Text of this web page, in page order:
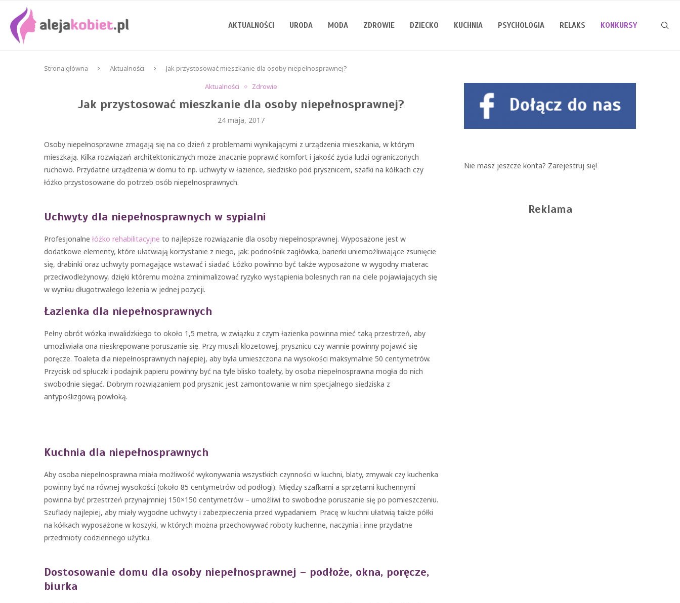
AKTUALNOŚCI URODA MODA ZDROWIE DZIECKO KUCHNIA PSYCHOLOGIA RELAKS KONKURSY
Strona główna Aktualności
Jak przystosować mieszkanie dla osoby niepełnosprawnej?
Aktualności
Zdrowie
Jak przystosować mieszkanie dla osoby niepełnosprawnej?
24 maja, 2017
Osoby niepełnosprawne zmagają się na co dzień z problemami wynikającymi z urządzenia mieszkania, w którym
mieszkają. Kilka rozwiązań architektonicznych może znacznie poprawić komfort i jakość życia ludzi ograniczonych
ruchowo. Przydatne urządzenia w domu to np. uchwyty w łazience, siedzisko pod prysznicem, szafki na kółkach czy
łóżko przystosowane do potrzeb osób niepełnosprawnych.
Uchwyty dla niepełnosprawnych w sypialni
Profesjonalne łóżko rehabilitacyjne to najlepsze rozwiązanie dla osoby niepełnosprawnej. Wyposażone jest w
dodatkowe elementy, które ułatwiają korzystanie z niego, jak: podnośnik zagłówka, barierki uniemożliwiające zsunięcie
się, drabinki oraz uchwyty pomagające wstawać i siadać. Łóżko powinno być także wyposażone w wygodny materac
przeciwodleżynowy, dzięki któremu można zminimalizować ryzyko wystąpienia bolesnych ran na ciele pojawiających się
w wyniku długotrwałego leżenia w jednej pozycji.
Łazienka dla niepełnosprawnych
Pełny obrót wózka inwalidzkiego to około 1,5 metra, w związku z czym łazienka powinna mieć taką przestrzeń, aby
umożliwiała ona nieskrępowane poruszanie się. Przy muszli klozetowej, prysznicu czy wannie powinny pojawić się
poręcze. Toaleta dla niepełnosprawnych najlepiej, aby była umieszczona na wysokości maksymalnie 50 centymetrów.
Przycisk od spłuczki i podajnik papieru powinny być na tyle blisko toalety, by osoba niepełnosprawna mogła do nich
swobodnie sięgać. Dobrym rozwiązaniem pod prysznic jest zamontowanie w nim specjalnego siedziska z
antypoślizgową powłoką.
Kuchnia dla niepełnosprawnych
Aby osoba niepełnosprawna miała możliwość wykonywania wszystkich czynności w kuchni, blaty, zmywak czy kuchenka
powinny być na równej wysokości (około 85 centymetrów od podłogi). Między szafkami a sprzętami kuchennymi
powinna być przestrzeń przynajmniej 150×150 centymetrów – umożliwi to swobodne poruszanie się po pomieszczeniu.
Szuflady najlepiej, aby miały wygodne uchwyty i zabezpieczenia przed wypadaniem. Pracę w kuchni ułatwią także półki
na kółkach wyposażone w koszyki, w których można przechowywać roboty kuchenne, naczynia i inne przydatne
przedmioty codziennego użytku.
Dostosowanie domu dla osoby niepełnosprawnej – podłoże, okna, poręcze,
biurka
Nie masz jeszcze konta? Zarejestruj się!
Reklama